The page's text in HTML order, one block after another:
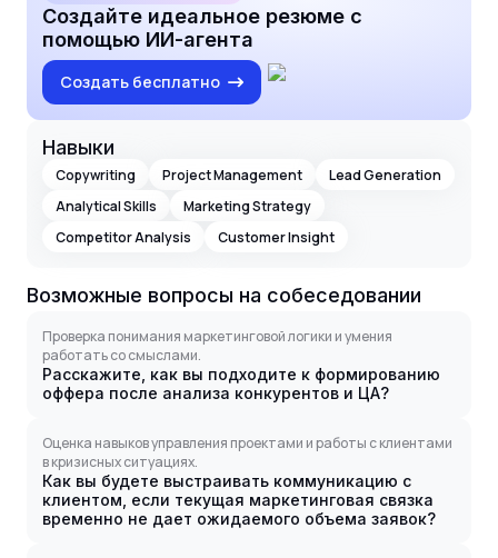
Создайте идеальное резюме с
помощью ИИ-агента
Создать бесплатно
Навыки
Copywriting Project Management
Lead Generation
Analytical Skills
Marketing Strategy
Competitor Analysis
Customer Insight
Возможные вопросы на собеседовании
Проверка понимания маркетинговой логики и умения
работать со смыслами.
Расскажите, как вы подходите к формированию
оффера после анализа конкурентов и ЦА?
Оценка навыков управления проектами и работы с клиентами
в кризисных ситуациях.
Как вы будете выстраивать коммуникацию с
клиентом, если текущая маркетинговая связка
временно не дает ожидаемого объема заявок?